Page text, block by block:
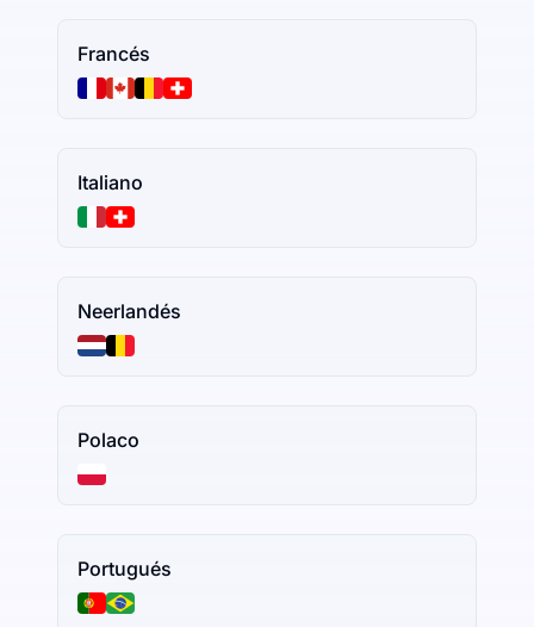
Francés
Italiano
Neerlandés
Polaco
Portugués